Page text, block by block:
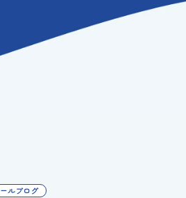
キャンペーン情報
よくある質問
ルブログ